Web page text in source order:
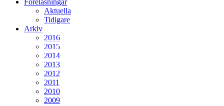
Föreläsningar
Aktuella
Tidigare
Arkiv
2016
2015
2014
2013
2012
2011
2010
2009